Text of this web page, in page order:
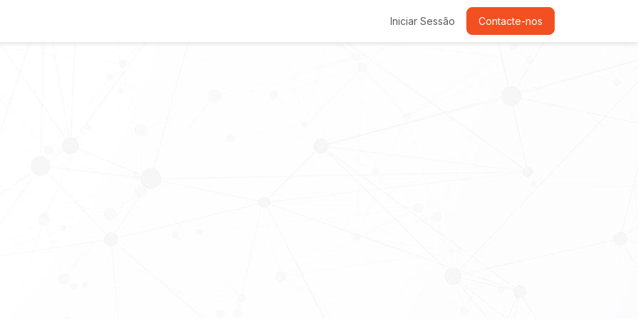
Iniciar Sessão Contacte-nos